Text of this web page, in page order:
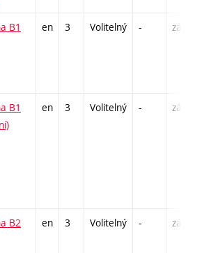
B1
en 3 Volitelný - zá,zk
B1
en 3 Volitelný - zá
B2
en 3 Volitelný - zá,zk